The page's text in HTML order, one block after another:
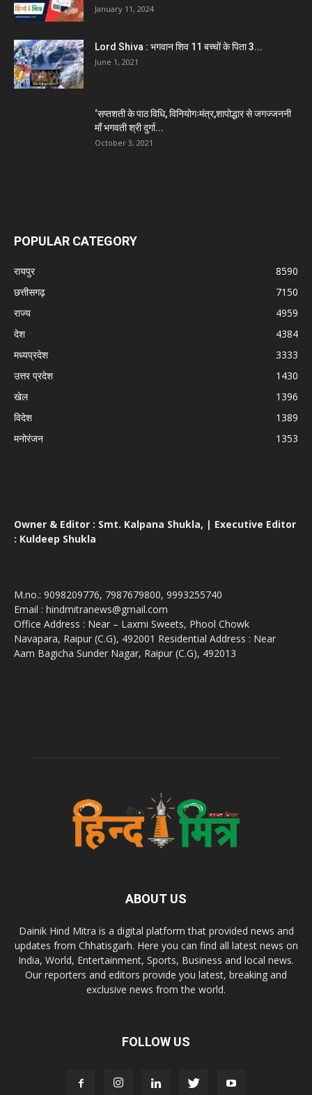
January 11, 2024
Lord Shiva : भगवान शिव 11 बच्चों के पिता 3...
June 1, 2021
‘सप्तशती के पाठ विधि, विनियोगःमंत्र,शापोद्धार से जगज्जननी
माँ भगवती श्री दुर्गा...
October 3, 2021
POPULAR CATEGORY
रायपुर
8590
छत्तीसगढ़
7150
राज्य
4959
देश
4384
मध्यप्रदेश
3333
उत्तर प्रदेश
1430
खेल
1396
विदेश
1389
मनोरंजन
1353
Owner & Editor : Smt. Kalpana Shukla, | Executive Editor
: Kuldeep Shukla
M.no.: 9098209776, 7987679800, 9993255740
Email : hindmitranews@gmail.com
Office Address : Near – Laxmi Sweets, Phool Chowk
Navapara, Raipur (C.G), 492001 Residential Address : Near
Aam Bagicha Sunder Nagar, Raipur (C.G), 492013
ABOUT US
Dainik Hind Mitra is a digital platform that provided news and
updates from Chhatisgarh. Here you can find all latest news on
India, World, Entertainment, Sports, Business and local news.
Our reporters and editors provide you latest, breaking and
exclusive news from the world.
FOLLOW US